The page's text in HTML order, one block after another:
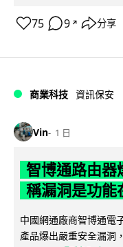
75 9 ↗ 分享
商業科技 資訊保安
Vin 1 日
智博通路由器
稱漏洞是功能
中國網通廠商智博通
產品爆出嚴重安全漏洞